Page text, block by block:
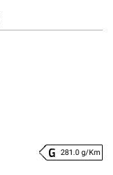
281.0 g/Km